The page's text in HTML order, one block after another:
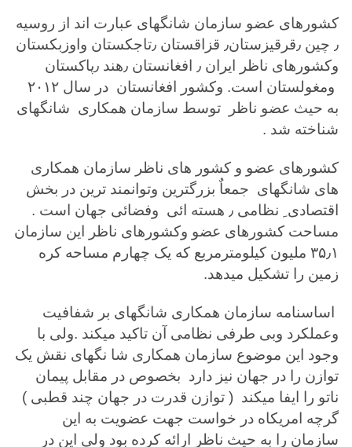
کشورهای عضو سازمان شانگهای عبارت اند از روسیه
٫ چین ٫قرقیزستان٫ قزاقستان ٫تاجکستان واوزبکستان
وکشورهای ناظر ایران ٫ افغانستان ٫هند ٫پاکستان
ومغولستان است. وکشور افغانستان در سال ۲۰۱۲
به حیث عضو ناظر توسط سازمان همکاری شانگهای
شناخته شد .
کشورهای عضو و کشور های ناظر سازمان همکاری
های شانگهای جمعاٌ بزرگترین وتوانمند ترین در بخش
اقتصادی ِ نظامی ٫ هسته ائی وفضائی جهان است .
مساحت کشورهای عضو وکشورهای ناظر این سازمان
۳۵٫۱ ملیون کیلومترمربع که یک چهارم مساحه کره
زمین را تشکیل میدهد.
اساسنامه سازمان همکاری شانگهای بر شفافیت
وعملکرد وبی طرفی نظامی آن تاکید میکند .ولی با
وجود این موضوع سازمان همکاری شا نگهای نقش یک
توازن را در جهان نیز دارد بخصوص در مقابل پیمان
ناتو را ایفا میکند ( توازن قدرت در جهان چند قطبی )
گرچه امریکاه در خواست جهت عضویت به این
سازمان را به حیث ناظر ارائه کرده بود ولی این در